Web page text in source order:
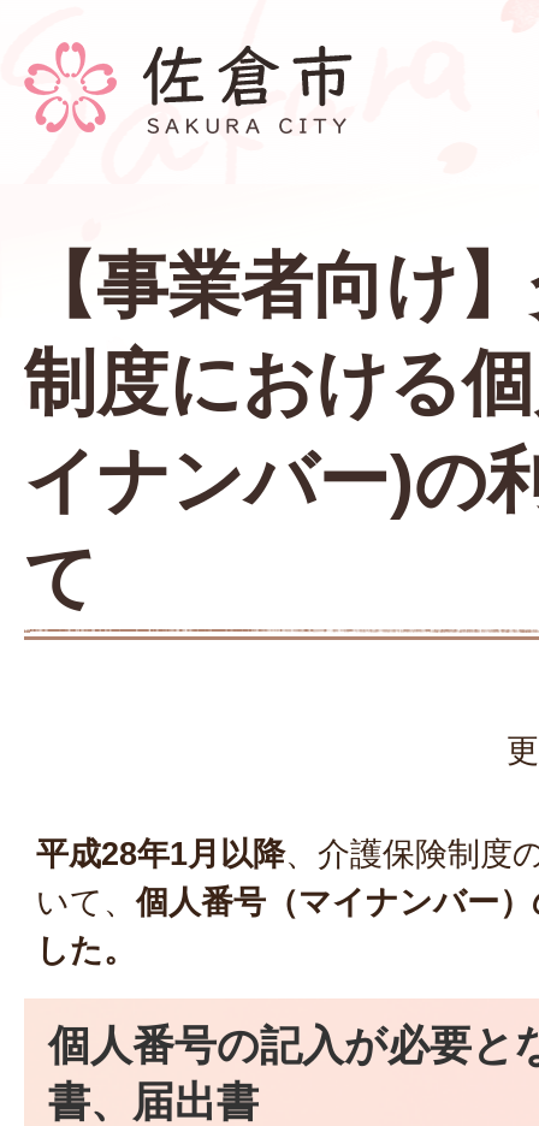
【事業者向け
制度における
イナンバー)の
て
平成28年1月以降、介護保険制度
いて、個人番号（マイナンバー
した。
個人番号の記入が必要と
書、届出書